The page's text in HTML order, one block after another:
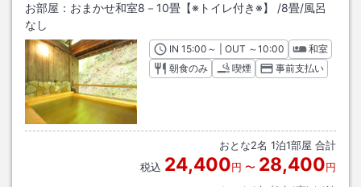
お部屋： おまかせ和室8－10畳【※トイレ付き※】 /8畳/風呂
なし
INチェックイン
15:00 ～ | OUT チェックアウト
～10:00
和室
朝食のみ
喫煙 事前支払い
おとな2名 1泊1部屋 合計
税込 24,400円 〜 28,400円